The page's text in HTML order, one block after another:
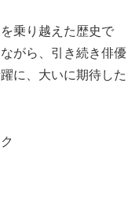
乗り越えた歴史で
がら、引き続き俳優
に、大いに期待した